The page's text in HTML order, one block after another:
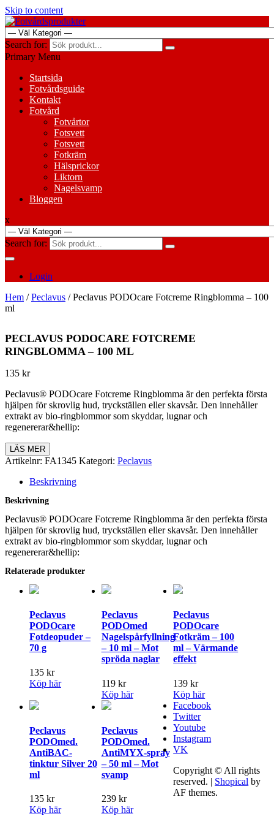
Skip to content
Search for:
Primary Menu
Startsida
Fotvårdsguide
Kontakt
Fotvård
Fotvårtor
Fotsvett
Fotsvett
Fotkräm
Hälsprickor
Liktorn
Nagelsvamp
Bloggen
x
Search for:
Login
Hem /Peclavus / Peclavus PODOcare Fotcreme Ringblomma – 100
ml
PECLAVUS PODOCARE FOTCREME
RINGBLOMMA – 100 ML
135 kr
Peclavus® PODOcare Fotcreme Ringblomma är den perfekta första
hjälpen för skrovlig hud, tryckställen eller skavsår. Den innehåller
extrakt av bio-ringblommor som skyddar, lugnar och
regenererar&hellip:
LÄS MER
Artikelnr: FA1345 Kategori: Peclavus
Beskrivning
Beskrivning
Peclavus® PODOcare Fotcreme Ringblomma är den perfekta första
hjälpen för skrovlig hud, tryckställen eller skavsår. Den innehåller
extrakt av bio-ringblommor som skyddar, lugnar och
regenererar&hellip:
Relaterade produkter
Peclavus
PODOcare
Fotdeopuder –
70 g
135 kr
Köp här
Peclavus
PODOmed
Nagelspårfyllning
– 10 ml – Mot
spröda naglar
119 kr
Köp här
Peclavus
PODOcare
Fotkräm – 100
ml – Värmande
effekt
139kr
Köp här
Peclavus
PODOmed.
AntiBAC-
tinktur Silver 20
ml
135 kr
Köp här
Peclavus
PODOmed.
AntiMYX-spray
– 50 ml – Mot
svamp
239 kr
Köp här
Facebook
Twitter
Youtube
Instagram
VK
Copyright © All rights
reserved. | Shopical by
AF themes.